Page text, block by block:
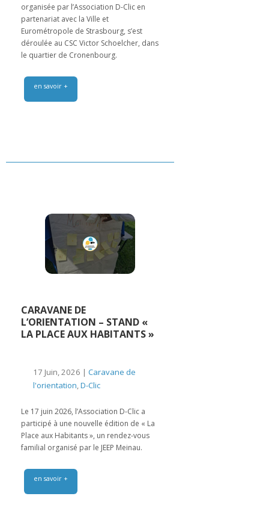
organisée par l’Association D-Clic en
partenariat avec la Ville et
Eurométropole de Strasbourg, s’est
déroulée au CSC Victor Schoelcher, dans
le quartier de Cronenbourg.
en savoir +
CARAVANE DE
L’ORIENTATION – STAND «
LA PLACE AUX HABITANTS »
17 Juin, 2026 | Caravane de
l'orientation D-Clic
Le 17 juin 2026, l’Association D-Clic a
participé à une nouvelle édition de « La
Place aux Habitants », un rendez-vous
familial organisé par le JEEP Meinau.
en savoir +